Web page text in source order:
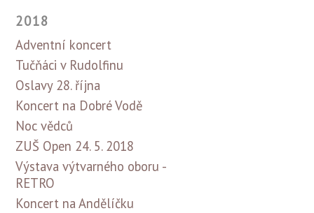
2018
Adventní koncert
Tučňáci v Rudolfinu
Oslavy 28. října
Koncert na Dobré Vodě
Noc vědců
ZUŠ Open 24. 5. 2018
Výstava výtvarného oboru -
RETRO
Koncert na Andělíčku